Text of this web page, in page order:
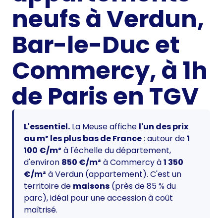
neufs à Verdun,
Bar-le-Duc et
Commercy, à 1h
de Paris en TGV
L'essentiel. La Meuse affiche l'un des prix
au m² les plus bas de France: autour de1
100 €/m² à l'échelle du département,
d'environ 850 €/m² à Commercy à1 350
€/m² à Verdun (appartement). C'est un
territoire de maisons (près de 85 % du
parc), idéal pour une accession à coût
maîtrisé.